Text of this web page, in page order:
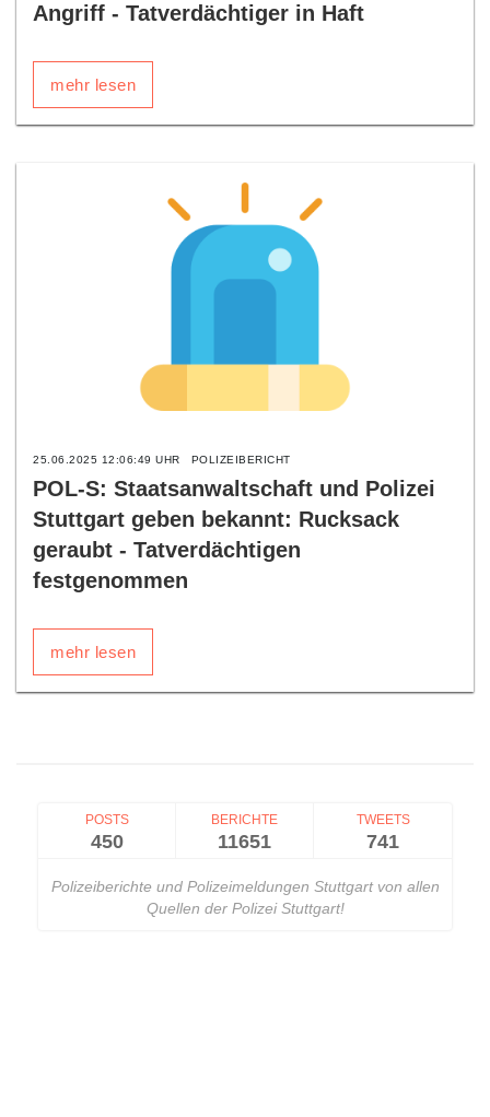
Angriff - Tatverdächtiger in Haft
mehr lesen
25.06.2025 12:06:49 UHR POLIZEIBERICHT
POL-S: Staatsanwaltschaft und Polizei
Stuttgart geben bekannt: Rucksack
geraubt - Tatverdächtigen
festgenommen
mehr lesen
POSTS
450
BERICHTE
11651
TWEETS
741
Polizeiberichte und Polizeimeldungen Stuttgart von allen
Quellen der Polizei Stuttgart!